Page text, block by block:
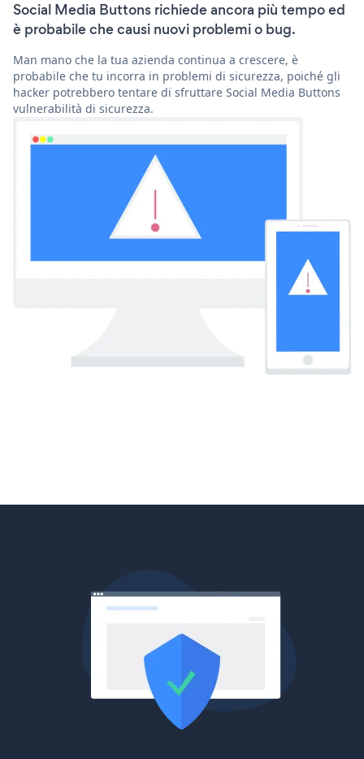
Social Media Buttons richiede ancora più tempo ed
è probabile che causi nuovi problemi o bug.
Man mano che la tua azienda continua a crescere, è
probabile che tu incorra in problemi di sicurezza, poiché gli
hacker potrebbero tentare di sfruttare Social Media Buttons
vulnerabilità di sicurezza.